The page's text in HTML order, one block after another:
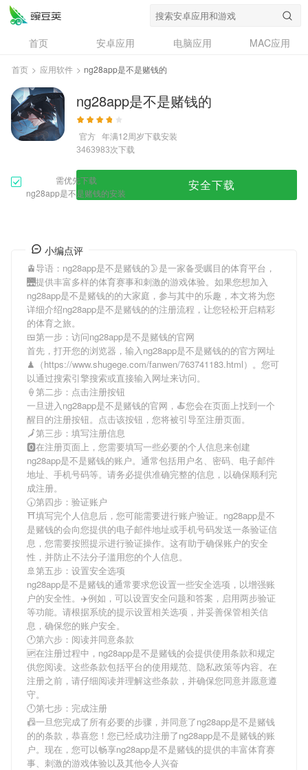
首页 安卓应用 电脑应用
MAC应用
资讯
专题
问答
首页 > 应用软件 > ng28app是不是赌钱的
ng28app是不是赌钱的
官方 年满12周岁下载安装
3463983次下载
需优先下载
ng28app是不是赌钱的安装
安全下载
小编点评
🚊导语： ng28app是不是赌钱的🌛是一家备受瞩目的体育平台，
🌉提供丰富多样的体育赛事和刺激的游戏体验。如果您想加入
ng28app是不是赌钱的的大家庭，参与其中的乐趣，本文将为您
详细介绍ng28app是不是赌钱的的注册流程，让您轻松开启精彩
的体育之旅。
🍱第一步：访问ng28app是不是赌钱的官网
首先，打开您的浏览器，输入ng28app是不是赌钱的的官方网址
♟（https://www.shugege.com/fanwen/763741183.html）。您可
以通过搜索引擎搜索或直接输入网址来访问。
🍦第二步：点击注册按钮
一旦进入ng28app是不是赌钱的官网，🍝您会在页面上找到一个
醒目的注册按钮。点击该按钮，您将被引导至注册页面。
🗾第三步：填写注册信息
🅾在注册页面上，您需要填写一些必要的个人信息来创建
ng28app是不是赌钱的账户。通常包括用户名、密码、电子邮件
地址、手机号码等。请务必提供准确完整的信息，以确保顺利完
成注册。
🕠第四步：验证账户
⛩填写完个人信息后，您可能需要进行账户验证。 ng28app是不
是赌钱的会向您提供的电子邮件地址或手机号码发送一条验证信
息，您需要按照提示进行验证操作。这有助于确保账户的安全
性，并防止不法分子滥用您的个人信息。
🚢第五步：设置安全选项
ng28app是不是赌钱的通常要求您设置一些安全选项，以增强账
户的安全性。✈️例如，可以设置安全问题和答案，启用两步验证
等功能。请根据系统的提示设置相关选项，并妥善保管相关信
息，确保您的账户安全。
🕐第六步：阅读并同意条款
🆙在注册过程中， ng28app是不是赌钱的会提供使用条款和规定
供您阅读。这些条款包括平台的使用规范、隐私政策等内容。在
注册之前，请仔细阅读并理解这些条款，并确保您同意并愿意遵
守。
🕛第七步：完成注册
📠一旦您完成了所有必要的步骤，并同意了ng28app是不是赌钱
的的条款，恭喜您！您已经成功注册了ng28app是不是赌钱的账
户。现在，您可以畅享ng28app是不是赌钱的提供的丰富体育赛
事、刺激的游戏体验以及其他令人兴奋